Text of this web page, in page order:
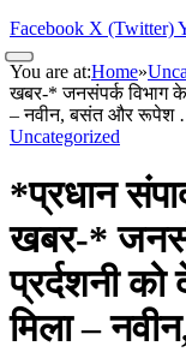
Facebook X (Twitter)
You are at:Home»
खबर-* जनसंपर्क विभाग के
– नवीन, बसंत और
Uncategorized
*प्रधान
खबर-*
प्रर्दशनी
मिला –